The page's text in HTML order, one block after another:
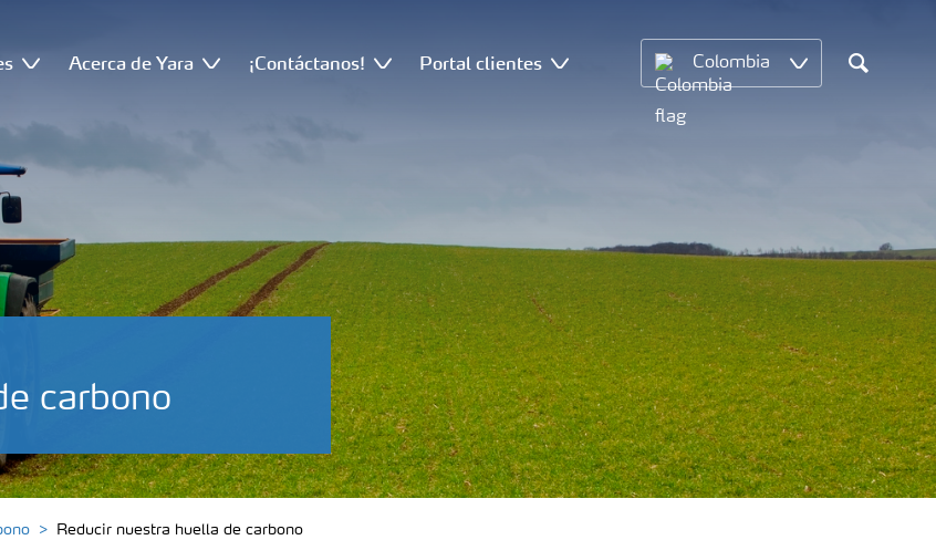
Acerca de Yara ¡Contáctanos! Portal clientes Colombia
Search
carbono
Reducir nuestra huella de carbono